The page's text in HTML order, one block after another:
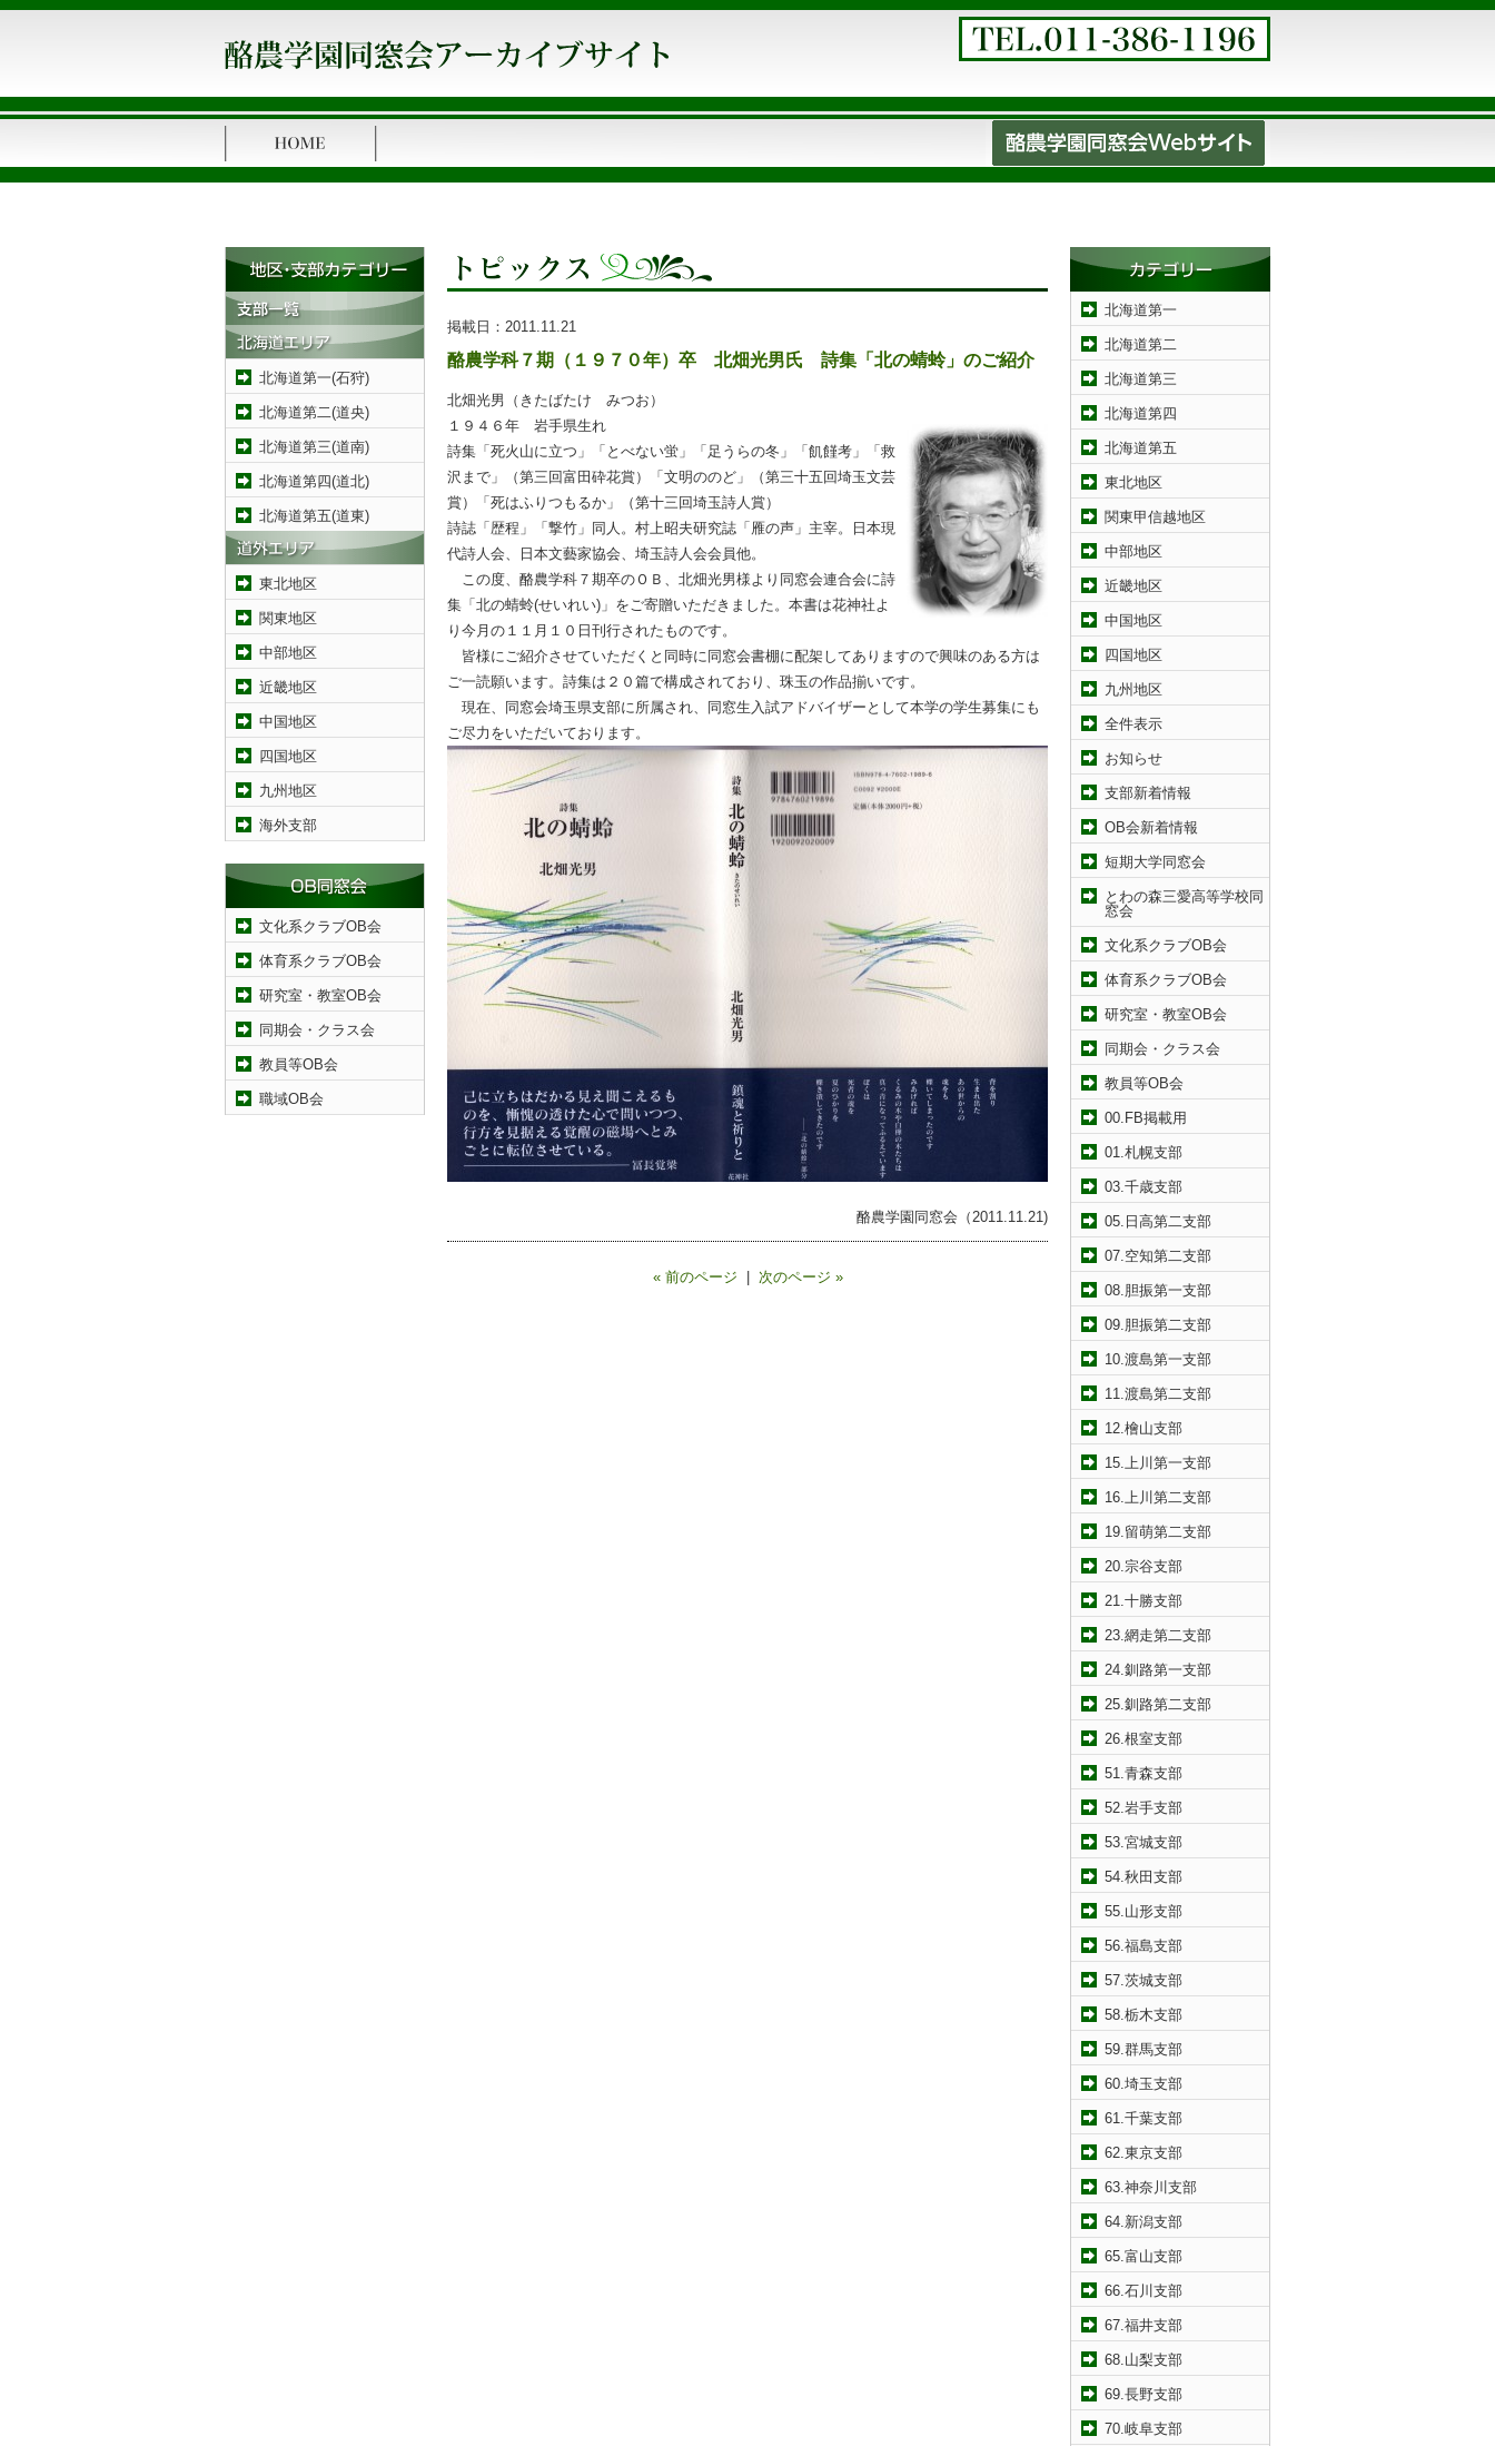
北海道第一(石狩)
北海道第二(道央)
北海道第三(道南)
北海道第四(道北)
北海道第五(道東)
東北地区
関東地区
中部地区
近畿地区
中国地区
四国地区
九州地区
海外支部
文化系クラブOB会
体育系クラブOB会
研究室・教室OB会
同期会・クラス会
教員等OB会
職域OB会
掲載日： 2011.11.21
酪農学科７期（１９７０年）卒 北畑光男氏 詩集「北の蜻蛉」のご紹介
北畑光男（きたばたけ みつお）
１９４６年 岩手県生れ
詩集「死火山に立つ」「とべない蛍」「足うらの冬」「飢饉考」「救
沢まで」（第三回富田砕花賞）「文明ののど」（第三十五回埼玉文芸
賞）「死はふりつもるか」（第十三回埼玉詩人賞）
詩誌「歴程」「撃竹」同人。村上昭夫研究誌「雁の声」主宰。日本現
代詩人会、日本文藝家協会、埼玉詩人会会員他。
この度、酪農学科７期卒のＯＢ、北畑光男様より同窓会連合会に詩
集「北の蜻蛉(せいれい)」をご寄贈いただきました。本書は花神社よ
り今月の１１月１０日刊行されたものです。
皆様にご紹介させていただくと同時に同窓会書棚に配架してありますので興味のある方は
ご一読願います。詩集は２０篇で構成されており、珠玉の作品揃いです。
現在、同窓会埼玉県支部に所属され、同窓生入試アドバイザーとして本学の学生募集にも
ご尽力をいただいております。
酪農学園同窓会（2011.11.21)
« 前のページ 次のページ »
北海道第一
北海道第二
北海道第三
北海道第四
北海道第五
東北地区
関東甲信越地区
中部地区
近畿地区
中国地区
四国地区
九州地区
全件表示
お知らせ
支部新着情報
OB会新着情報
短期大学同窓会
とわの森三愛高等学校同
窓会
文化系クラブOB会
体育系クラブOB会
研究室・教室OB会
同期会・クラス会
教員等OB会
00.FB掲載用
01.札幌支部
03.千歳支部
05.日高第二支部
07.空知第二支部
08.胆振第一支部
09.胆振第二支部
10.渡島第一支部
11.渡島第二支部
12.檜山支部
15.上川第一支部
16.上川第二支部
19.留萌第二支部
20.宗谷支部
21.十勝支部
23.網走第二支部
24.釧路第一支部
25.釧路第二支部
26.根室支部
51.青森支部
52.岩手支部
53.宮城支部
54.秋田支部
55.山形支部
56.福島支部
57.茨城支部
58.栃木支部
59.群馬支部
60.埼玉支部
61.千葉支部
62.東京支部
63.神奈川支部
64.新潟支部
65.富山支部
66.石川支部
67.福井支部
68.山梨支部
69.長野支部
70.岐阜支部